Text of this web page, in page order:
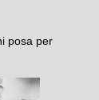
posa per